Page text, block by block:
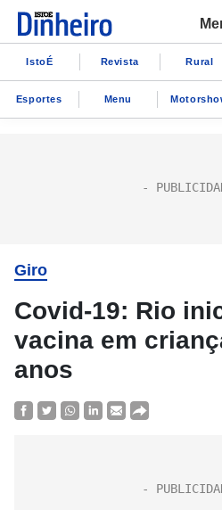
IstoÉ Revista Rural
Esportes Menu
Giro
Covid-19: Rio
vacina em
anos